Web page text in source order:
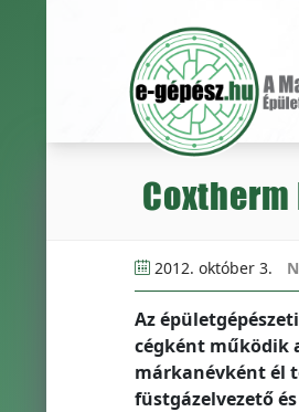
2012. október 3.
Az
cégként működik
márkanévként él
füstgázelvezető